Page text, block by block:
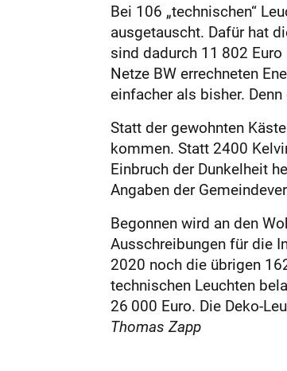
Bei 106 „technischen“
ausgetauscht. Dafür hat
sind dadurch 11 802
Netze BW errechneten
einfacher als bisher.
Statt der gewohnten
kommen. Statt 2400
Einbruch der Dunkelheit
Angaben der
Begonnen wird an den
Ausschreibungen für die
2020 noch die übrigen
technischen Leuchten
26 000 Euro. Die Deko-
Thomas Zapp